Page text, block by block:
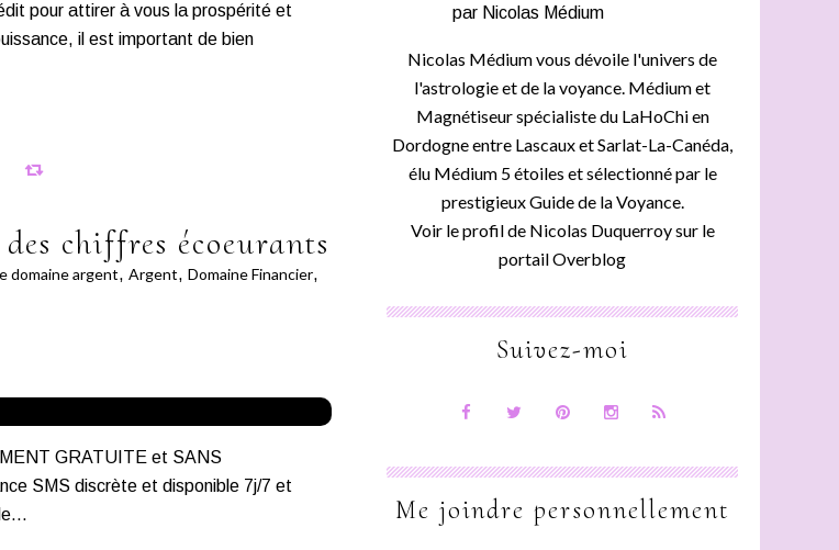
pour attirer à vous la prospérité et
il est important de bien
chiffres écoeurants
domaine argent, Argent, Domaine Financier,
GRATUITE et SANS
SMS discrète et disponible 7j/7 et
Nicolas Médium vous dévoile l'univers de
l'astrologie et de la voyance. Médium et
Magnétiseur spécialiste du LaHoChi en
Dordogne entre Lascaux et Sarlat-La-Canéda,
élu Médium 5 étoiles et sélectionné par le
prestigieux Guide de la Voyance.
Voir le profil de Nicolas Duquerroysur le
portail Overblog
Suivez-moi
Me joindre personnellement